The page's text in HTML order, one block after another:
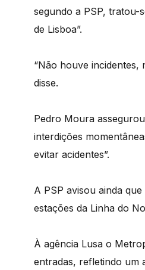
segundo a PSP, tratou-
de Lisboa”.
“Não houve incidentes,
disse.
Pedro Moura
interdições
evitar acidentes”.
A PSP avisou ainda
estações da Linha do
À agência Lusa o
entradas, refletindo um